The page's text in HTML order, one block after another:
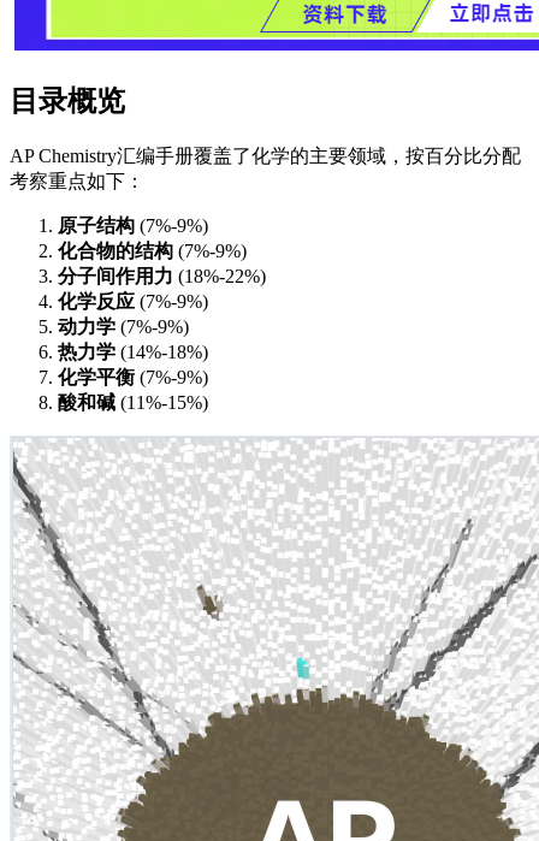
目录概览
AP Chemistry汇编手册覆盖了化学的主要领域，按百分比分配
考察重点如下：
原子结构 ‌ (7%-9%)
化合物的结构 ‌ (7%-9%)
分子间作用力 ‌ (18%-22%)
化学反应 ‌ (7%-9%)
动力学 ‌ (7%-9%)
热力学 ‌ (14%-18%)
化学平衡 ‌ (7%-9%)
酸和碱 ‌ (11%-15%)